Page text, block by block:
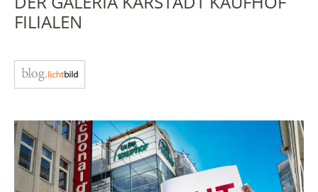
ILIALEN